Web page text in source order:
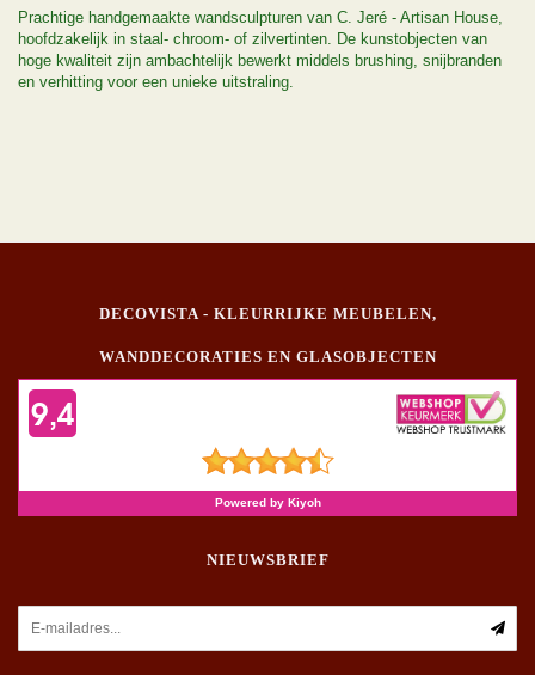
Prachtige handgemaakte wandsculpturen van C. Jeré - Artisan House,
hoofdzakelijk in staal- chroom- of zilvertinten. De kunstobjecten van
hoge kwaliteit zijn ambachtelijk bewerkt middels brushing, snijbranden
en verhitting voor een unieke uitstraling.
DECOVISTA - KLEURRIJKE MEUBELEN,
WANDDECORATIES EN GLASOBJECTEN
NIEUWSBRIEF